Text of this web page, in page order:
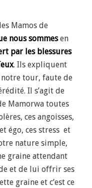
Mamos de
nous sommesen
par les blessures
. Ils expliquent
notre tour, faute de
Il s’agit de
Mamorwa toutes
ces angoisses,
égo, ces stress et
nature simple,
graine attendant
et de lui offrir ses
graine et c’est ce